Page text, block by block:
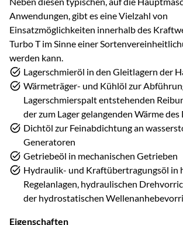
Anwendungen, gibt es eine Vielzahl von
Einsatzmöglichkeiten innerhalb des
Turbo T im Sinne einer
werden kann.
Lagerschmieröl in den Gleitlagern der
Wärmeträger- und Kühlöl zur
Lagerschmierspalt entstehenden
der zum Lager gelangenden Wärme des
Dichtöl zur Feinabdichtung an
Generatoren
Getriebeöl in mechanischen Getrieben
Hydraulik- und Kraftübertragungsöl in
Regelanlagen, hydraulischen
der hydrostatischen
Eigenschaften